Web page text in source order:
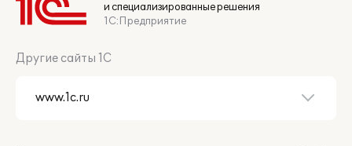
и специализированные решения
1С:Предприятие
Другие сайты 1С